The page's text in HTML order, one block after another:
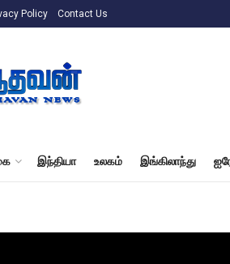
Policy Contact Us
இந்தியா உலகம் இங்கிலாந்து